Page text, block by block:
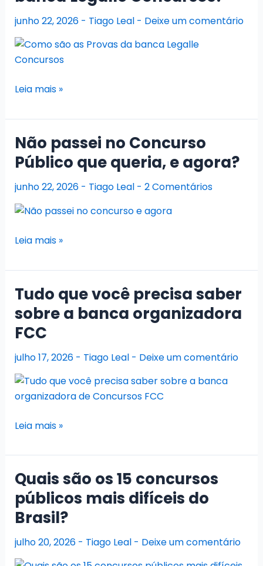
Quadrix
junho 22, 2026 - Tiago Leal - Deixe um comentário
Como
as
Provas
da
banca
Legalle
Concursos?
Leia mais »
Não passei no Concurso
Público que queria, e agora?
junho 22, 2026 - Tiago Leal - 2 Comentários
Não
no
Concurso
Público
que
queria,
agora?
Leia mais »
Tudo que você precisa saber
sobre a banca organizadora
FCC
julho 17, 2026 - Tiago Leal - Deixe um comentário
Tudo
você
precisa
saber
sobre
a
organizadora
FCC
Leia mais »
Quais são os 15 concursos
públicos mais difíceis do
Brasil?
julho 20, 2026 - Tiago Leal - Deixe um comentário